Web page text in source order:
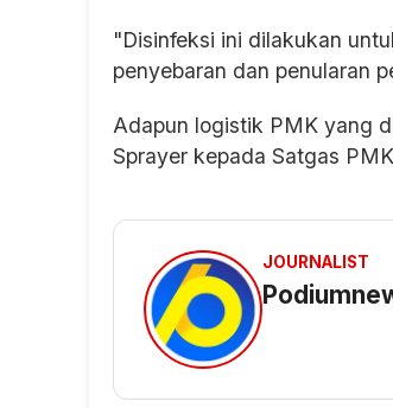
"Disinfeksi ini dilakukan
penyebaran dan penularan
Adapun logistik PMK yang
Sprayer kepada Satgas
JOURNALIST